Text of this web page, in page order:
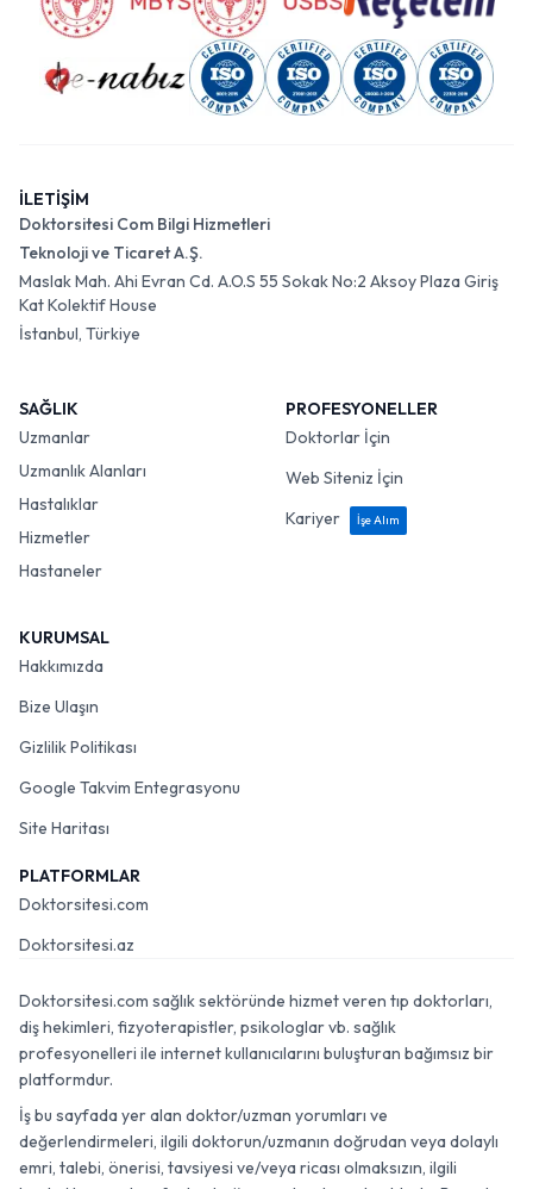
İLETİŞİM
Doktorsitesi Com Bilgi Hizmetleri
Teknoloji ve Ticaret A.Ş.
Maslak Mah. Ahi Evran Cd. A.O.S 55 Sokak No:2 Aksoy Plaza Giriş
Kat Kolektif House
İstanbul, Türkiye
SAĞLIK
Uzmanlar
Uzmanlık Alanları
Hastalıklar
Hizmetler
Hastaneler
PROFESYONELLER
Doktorlar İçin
Web Siteniz İçin
Kariyer
İşe Alım
KURUMSAL
Hakkımızda
Bize Ulaşın
Gizlilik Politikası
Google Takvim Entegrasyonu
Site Haritası
PLATFORMLAR
Doktorsitesi.com
Doktorsitesi.az
Doktorsitesi.com sağlık sektöründe hizmet veren tıp doktorları,
diş hekimleri, fizyoterapistler, psikologlar vb. sağlık
profesyonelleri ile internet kullanıcılarını buluşturan bağımsız bir
platformdur.
İş bu sayfada yer alan doktor/uzman yorumları ve
değerlendirmeleri, ilgili doktorun/uzmanın doğrudan veya dolaylı
emri, talebi, önerisi, tavsiyesi ve/veya ricası olmaksızın, ilgili